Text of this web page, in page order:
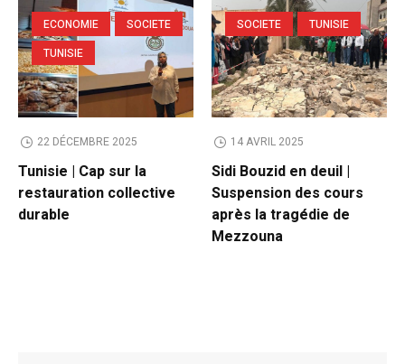
ECONOMIE
SOCIETE
TUNISIE
22 DÉCEMBRE 2025
Tunisie | Cap sur la
restauration collective
durable
SOCIETE TUNISIE
14 AVRIL 2025
Sidi Bouzid en deuil |
Suspension des cours
après la tragédie de
Mezzouna